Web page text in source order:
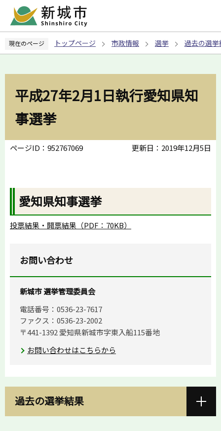
ペ
の
現在のページ トップページ 市政情報 選挙 過去の選挙
平成27年2月1日執行愛知県知
事選挙
ページID：952767069 更新日：2019年12月5日
愛知県知事選挙
投票結果・開票結果（PDF：70KB）
お問い合わせ
新城市 選挙管理委員会
電話番号：0536-23-7617
ファクス：0536-23-2002
〒441-1392 愛知県新城市字東入船115番地
お問い合わせはこちらから
過去の選挙結果